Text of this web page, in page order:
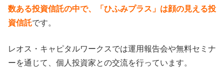
数ある投資信託の中で、「ひふみプラス」は顔の見える投
資信託です。
レオス・キャピタルワークスでは運用報告会や無料セミナ
ーを通じて、個人投資家との交流を行っています。